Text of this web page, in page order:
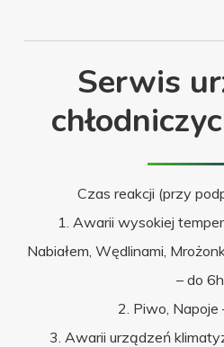
Serwis
Czas reakcji (przy
1. Awarii wysokiej
Nabiałem, Wędlinami,
– do 6h.
2. Piwo, Napoje
3. Awarii urządzeń